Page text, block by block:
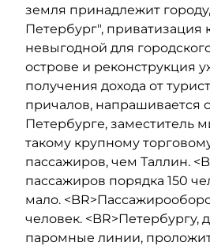
земля принадлежит
Петербург", приватизация
невыгодной для
острове и реконструкция
получения дохода от
причалов, напрашивается
Петербурге, заместитель
такому крупному
пассажиров, чем Таллин.
пассажиров порядка 150
мало.
человек. <BR>Петербургу,
паромные линии,